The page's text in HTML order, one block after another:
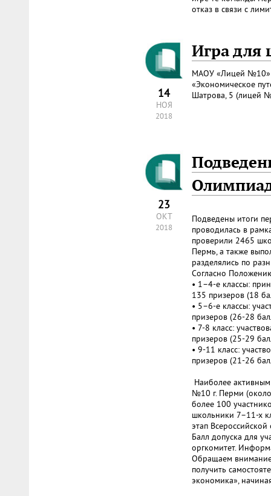
отказ в связи с
14
НОЯ
2018
Игра для
МАОУ «Лицей №10»
«Экономическое
Шатрова, 5 (лицей
23
ОКТ
2018
Подведены итоги
проводилась в
проверили 2465
Пермь, а также
разделялись по
Согласно
• 1–4-е классы:
135 призеров (18
• 5–6-е классы:
призеров (26-28
• 7-8 класс:
призеров (25-29
• 9-11 класс:
призеров (21-26
Наиболее
№10 г. Перми
более 100
школьники 7–11-х
этап
Балл допуска для
оргкомитет.
Обращаем
получить
экономика»,